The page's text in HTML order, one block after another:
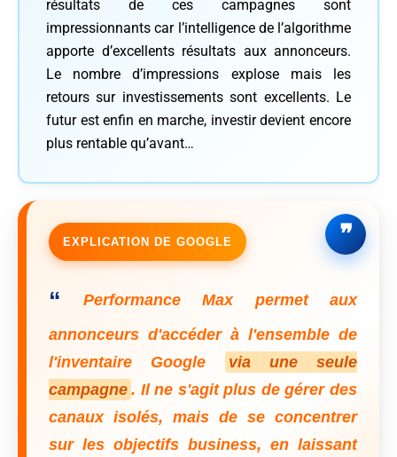
résultats de ces campagnes sont
impressionnants car l’intelligence de l’algorithme
apporte d’excellents résultats aux annonceurs.
Le nombre d’impressions explose mais les
retours sur investissements sont excellents. Le
futur est enfin en marche, investir devient encore
plus rentable qu’avant…
EXPLICATION DE GOOGLE
“ Performance Max permet aux
annonceurs d'accéder à l'ensemble de
l'inventaire Google
via une seule
campagne . Il ne s'agit plus de gérer des
canaux isolés, mais de se concentrer
sur les objectifs business, en laissant